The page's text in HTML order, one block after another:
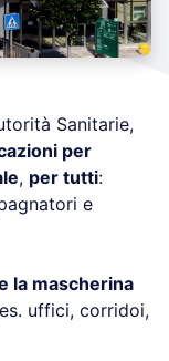
Sanitarie,
per
, per tutti:
e
la mascherina
uffici, corridoi,